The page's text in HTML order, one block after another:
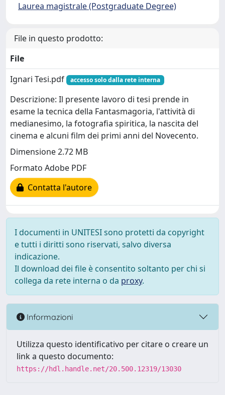
Laurea magistrale (Postgraduate Degree)
File in questo prodotto:
File
Ignari Tesi.pdf
accesso solo dalla rete interna
Descrizione: Il presente lavoro di tesi prende in
esame la tecnica della Fantasmagoria, l'attività di
medianesimo, la fotografia spiritica, la nascita del
cinema e alcuni film dei primi anni del Novecento.
Dimensione 2.72 MB
Formato Adobe PDF
Contatta l'autore
I documenti in UNITESI sono protetti da copyright
e tutti i diritti sono riservati, salvo diversa
indicazione.
Il download dei file è consentito soltanto per chi si
collega da rete interna o da proxy.
Informazioni
Utilizza questo identificativo per citare o creare un
link a questo documento:
https://hdl.handle.net/20.500.12319/13030